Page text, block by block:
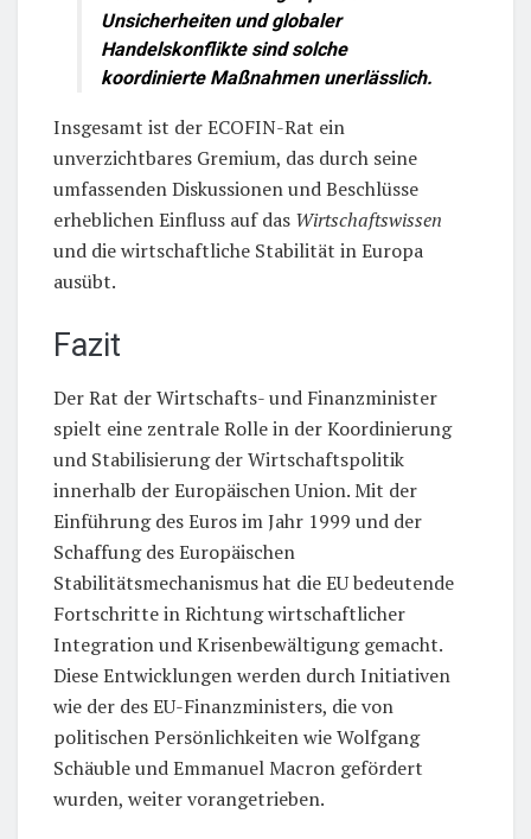
Unsicherheiten und globaler
Handelskonflikte sind solche
koordinierte Maßnahmen unerlässlich.
Insgesamt ist der ECOFIN-Rat ein
unverzichtbares Gremium, das durch seine
umfassenden Diskussionen und Beschlüsse
erheblichen Einfluss auf das Wirtschaftswissen
und die wirtschaftliche Stabilität in Europa
ausübt.
Fazit
Der Rat der Wirtschafts- und Finanzminister
spielt eine zentrale Rolle in der Koordinierung
und Stabilisierung der Wirtschaftspolitik
innerhalb der Europäischen Union. Mit der
Einführung des Euros im Jahr 1999 und der
Schaffung des Europäischen
Stabilitätsmechanismus hat die EU bedeutende
Fortschritte in Richtung wirtschaftlicher
Integration und Krisenbewältigung gemacht.
Diese Entwicklungen werden durch Initiativen
wie der des EU-Finanzministers, die von
politischen Persönlichkeiten wie Wolfgang
Schäuble und Emmanuel Macron gefördert
wurden, weiter vorangetrieben.